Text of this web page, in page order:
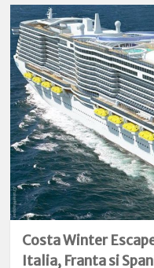
Costa Winter
Italia, Franta si